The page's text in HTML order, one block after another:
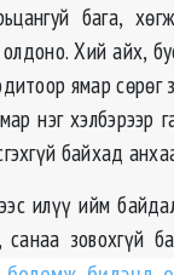
бага,
Хий айх,
ямар сөрөг
нэг хэлбэрээр
байхад
илүү ийм
зовохгүй